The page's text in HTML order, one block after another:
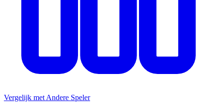
Vergelijk met Andere Speler